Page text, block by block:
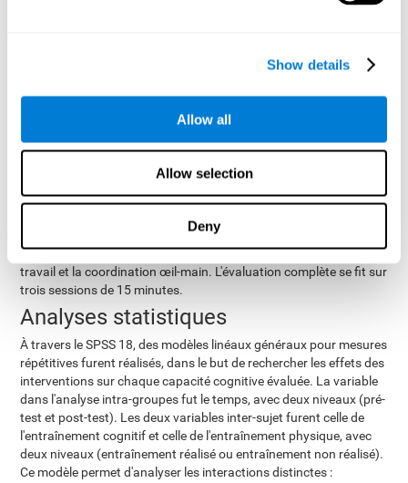
Show details
Allow all
Allow selection
Deny
vieillissement actif le temps de l'étude. Les participants devaient
pour atteindre les objectifs présentés dans le livre.
Variables moyennes
et lepost-test, la
cognitive générale de CogniFit (CAB)fut utilisée. À travers les
mesurées, comme l'attention focalisée, l'attention divisée,
l'inhibition, la flexibilité cognitive, la planification, la mémoire de
travail et la coordination œil-main. L'évaluation complète se fit sur
trois sessions de 15 minutes.
Analyses statistiques
À travers le SPSS 18, des modèles linéaux généraux pour mesures
répétitives furent réalisés, dans le but de rechercher les effets des
interventions sur chaque capacité cognitive évaluée. La variable
dans l'analyse intra-groupes fut le temps, avec deux niveaux (pré-
test et post-test). Les deux variables inter-sujet furent celle de
l'entraînement cognitif et celle de l'entraînement physique, avec
deux niveaux (entraînement réalisé ou entraînement non réalisé).
Ce modèle permet d'analyser les interactions distinctes :